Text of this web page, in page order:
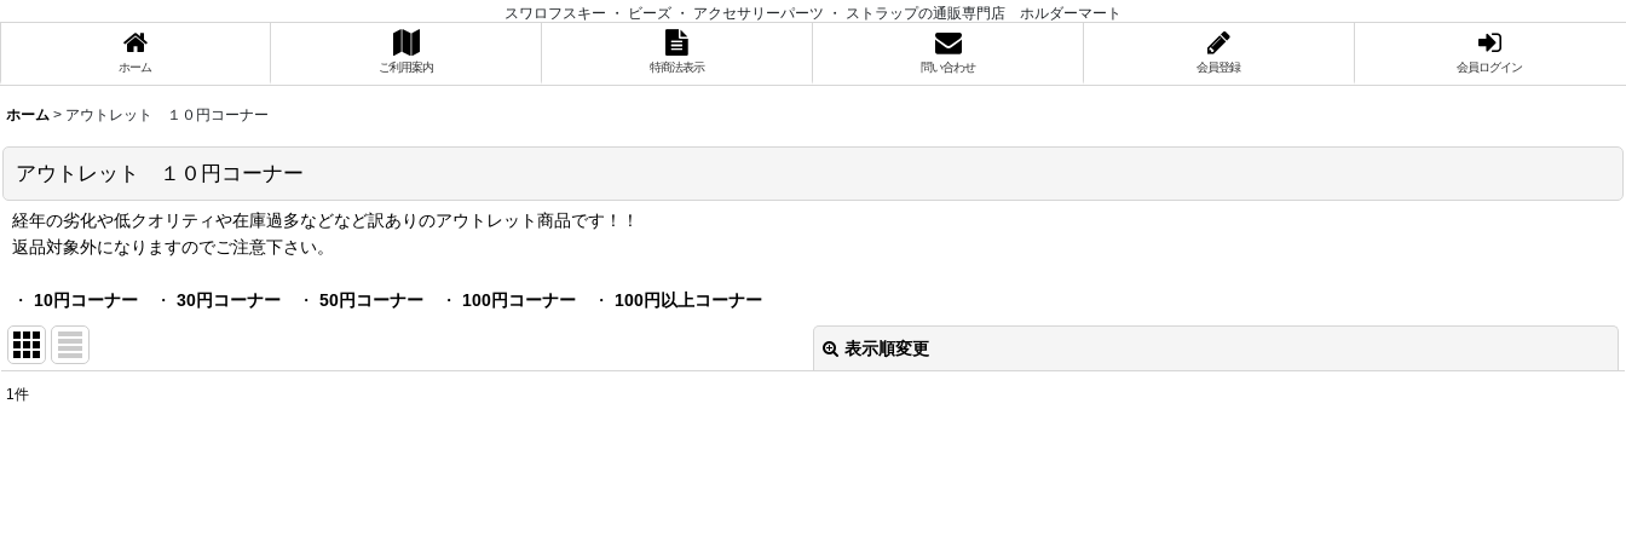
スワロフスキー ・ ビーズ ・ アクセサリーパーツ ・ ストラップの通販専門店 ホルダーマート
ホーム ご利用案内 特商法表示 問い合わせ 会員登録 会員ログイン
ホーム > アウトレット １０円コーナー
アウトレット １０円コーナー
経年の劣化や低クオリティや在庫過多などなど訳ありのアウトレット商品です！！
返品対象外になりますのでご注意下さい。
・ 10円コーナー ・ 30円コーナー ・ 50円コーナー ・ 100円コーナー ・ 100円以上コーナー
表示順変更
1件